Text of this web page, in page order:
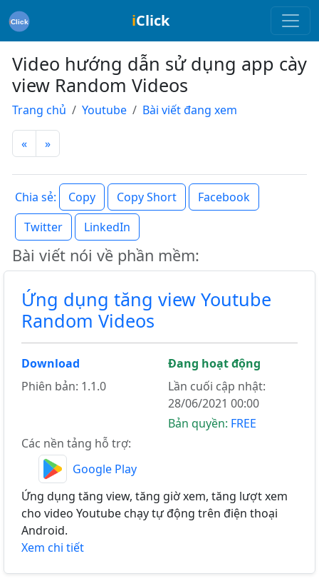
iClick
Video hướng dẫn sử dụng app cày
view Random Videos
Trang chủ Youtube Bài viết đang xem
« »
Chia sẻ: Copy Copy Short
Facebook
Twitter
LinkedIn
Bài viết nói về phần mềm:
Ứng dụng tăng view Youtube
Random Videos
Download
Đang hoạt động
Phiên bản: 1.1.0
Lần cuối cập nhật:
28/06/2021 00:00
Bản quyền: FREE
Các nền tảng hỗ trợ:
Google Play
Ứng dụng tăng view, tăng giờ xem, tăng lượt xem
cho video Youtube chạy tự động trên điện thoại
Android.
Xem chi tiết